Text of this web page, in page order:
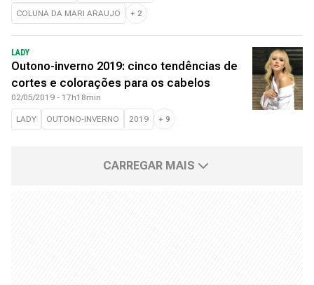
COLUNA DA MARI ARAUJO + 2
LADY
Outono-inverno 2019: cinco tendências de
cortes e colorações para os cabelos
02/05/2019 - 17h18min
LADY OUTONO-INVERNO 2019 + 9
CARREGAR MAIS